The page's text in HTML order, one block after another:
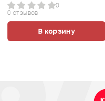
0
0 отзывов
В корзину